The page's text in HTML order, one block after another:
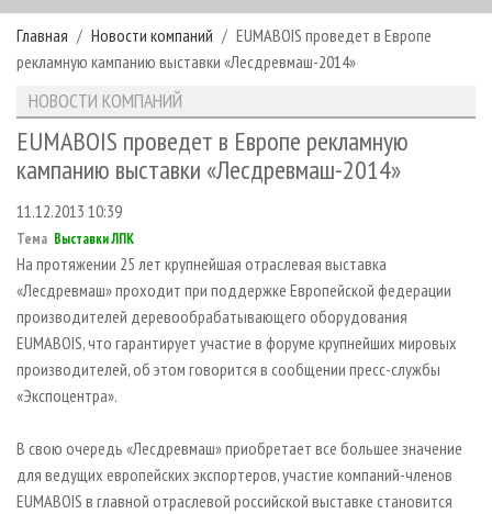
РУБРИКИ И ТЕМЫ
РУБРИКИ ЖУРНАЛА
ЛЕСНОЕ ХОЗЯЙСТВО
ЛЕСОЗАГОТОВКА
ЛЕСОПИЛЕНИЕ
СУШКА ДРЕВЕСИНЫ
ПРОИЗВОДСТВО ДРЕВЕСНЫХ ПЛИТ
ДЕРЕВЯННОЕ ДОМОСТРОЕНИЕ
ПРОИЗВОДСТВО МЕБЕЛИ
БИОЭНЕРГЕТИКА
ИНСТРУМЕНТ И МАТЕРИАЛЫ
НОВОСТИ
КАЛЕНДАРЬ СОБЫТИЙ
НОВОСТИ ЛПК
НОВОСТИ ЖУРНАЛА
ПРОЕКТЫ ЛПИ
АНАЛИТИКА
ПРЕДПРИЯТИЯ ЛПК
ПЕРСОНЫ
МОБИЛЬНЫЕ ВЫСТАВКИ
ОФИЦИАЛЬНЫЕ ДЕЛЕГАЦИИ
ПРИОРИТЕТНЫЕ ИНВЕСТПРОЕКТЫ
RUSSIAN FORESTRY REVIEW
БИБЛИОТЕКА СПЕЦИАЛИСТА
АРХИВ
АРХИВ ЖУРНАЛОВ
О ЖУРНАЛЕ
ПОДПИСКА
КОНТАКТЫ
РЕКЛАМОДАТЕЛЯМ
РЕКЛАМА
РЕКЛАМА НА САЙТЕ
Главная Новости компаний
EUMABOIS проведет в Европе
рекламную кампанию выставки «Лесдревмаш-2014»
НОВОСТИ КОМПАНИЙ
EUMABOIS проведет в Европе рекламную
кампанию выставки «Лесдревмаш-2014»
11.12.2013 10:39
Тема Выставки ЛПК
На протяжении 25 лет крупнейшая отраслевая выставка
«Лесдревмаш» проходит при поддержке Европейской федерации
производителей деревообрабатывающего оборудования
EUMABOIS, что гарантирует участие в форуме крупнейших мировых
производителей, об этом говорится в сообщении пресс-службы
«Экспоцентра».
В свою очередь «Лесдревмаш» приобретает все большее значение
для ведущих европейских экспортеров, участие компаний-членов
EUMABOIS в главной отраслевой российской выставке становится